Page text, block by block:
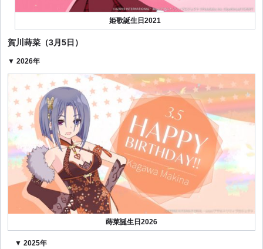
姫歌誕生日2021
賀川蒔菜（3月5日）
▼ 2026年
蒔菜誕生日2026
▼ 2025年